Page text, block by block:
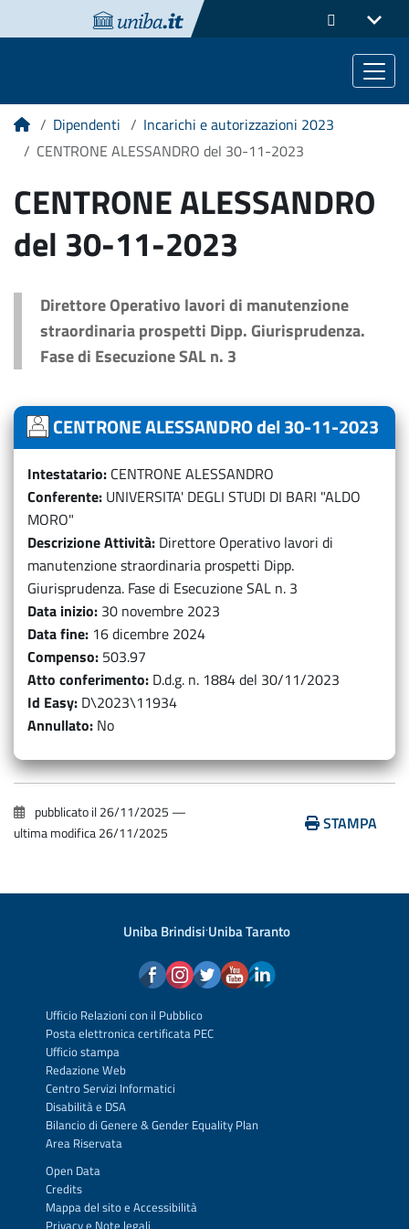
HomeDipendenti
Incarichi e autorizzazioni 2023
CENTRONE ALESSANDRO del 30-11-2023
CENTRONE ALESSANDRO
del 30-11-2023
Direttore Operativo lavori di manutenzione
straordinaria prospetti Dipp. Giurisprudenza.
Fase di Esecuzione SAL n. 3
CENTRONE ALESSANDRO del 30-11-2023
Intestatario CENTRONE ALESSANDRO
Conferente UNIVERSITA' DEGLI STUDI DI BARI "ALDO
MORO"
Descrizione Attività Direttore Operativo lavori di
manutenzione straordinaria prospetti Dipp.
Giurisprudenza. Fase di Esecuzione SAL n. 3
Data inizio 30 novembre 2023
Data fine 16 dicembre 2024
Compenso 503.97
Atto conferimento D.d.g. n. 1884 del 30/11/2023
Id Easy D\2023\11934
Annullato No
pubblicato il26/11/2025 —
ultima modifica26/11/2025 STAMPA
Uniba Brindisi·Uniba Taranto
Ufficio Relazioni con il Pubblico
Posta elettronica certificata PEC
Ufficio stampa
Redazione Web
Centro Servizi Informatici
Disabilità e DSA
Bilancio di Genere & Gender Equality Plan
Area Riservata
Open Data
Credits
Mappa del sitoe Accessibilità
Privacye Note legali